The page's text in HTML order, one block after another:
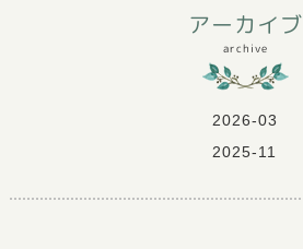
アーカイブ
archive
2026-03
2025-11